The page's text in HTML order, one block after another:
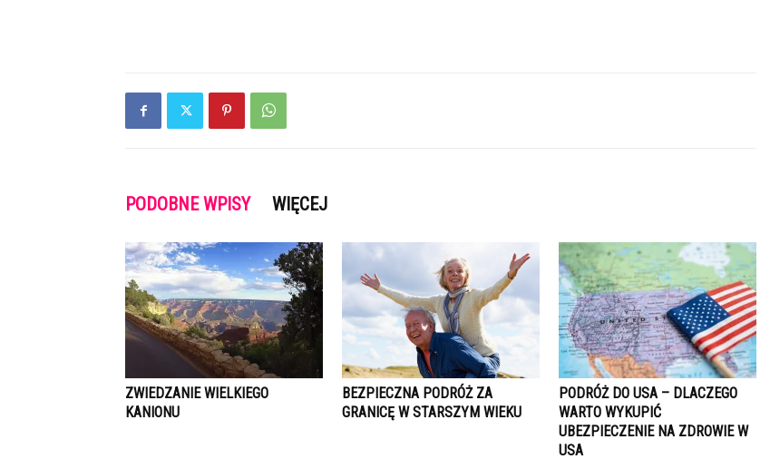
PODOBNE WPISY WIĘCEJ
ZWIEDZANIE WIELKIEGO
KANIONU
BEZPIECZNA PODRÓŻ ZA
GRANICĘ W STARSZYM WIEKU
PODRÓŻ DO USA – DLACZEGO
WARTO WYKUPIĆ
UBEZPIECZENIE NA ZDROWIE W
USA